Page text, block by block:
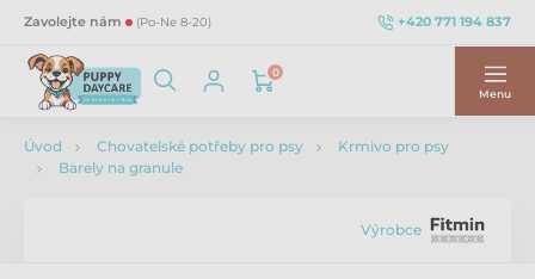
Zavolejte nám (Po-Ne 8-20) +420 771 194 837
0
Menu
Úvod Chovatelské potřeby pro psy
Krmivo pro psy
Barely na granule
Výrobce